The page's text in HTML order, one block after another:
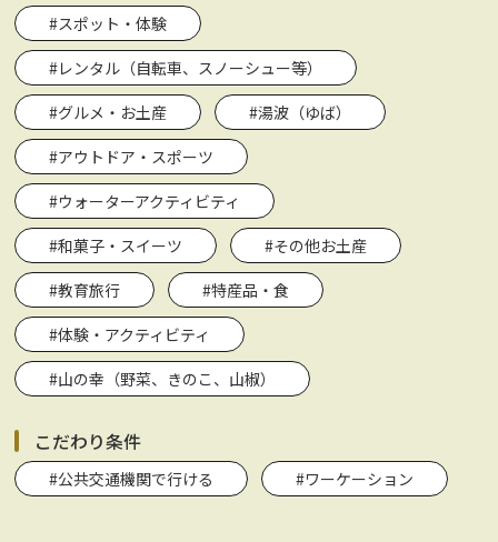
#スポット・体験
#レンタル（自転車、スノーシュー等）
#グルメ・お土産
#湯波（ゆば）
#アウトドア・スポーツ
#ウォーターアクティビティ
#和菓子・スイーツ
#その他お土産
#教育旅行
#特産品・食
#体験・アクティビティ
#山の幸（野菜、きのこ、山椒）
こだわり条件
#公共交通機関で行ける #ワーケーション